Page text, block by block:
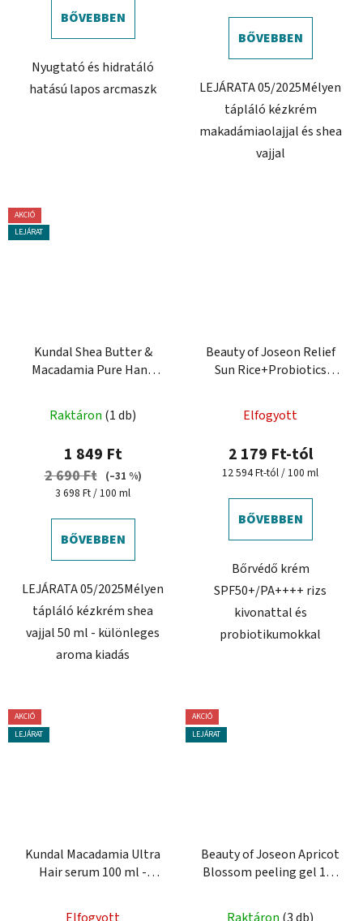
BŐVEBBEN
Nyugtató és hidratáló
hatású lapos arcmaszk
BŐVEBBEN
LEJÁRATA 05/2025Mélyen
tápláló kézkrém
makadámiaolajjal és shea
vajjal
AKCIÓ
LEJÁRAT
Kundal Shea Butter &
Macadamia Pure Hand
ml - tápláló kézkrém
Raktáron (1 db)
1 849 Ft
2 690 Ft
(–31 %)
Egységár:
3 698 Ft / 100 ml
BŐVEBBEN
LEJÁRATA 05/2025Mélyen
tápláló kézkrém shea
vajjal 50 ml - különleges
aroma kiadás
Beauty of Joseon Relief
Sun Rice+Probiotics
Elfogyott
2 179 Ft-tól
Egységár:
12 594 Ft-tól / 100 ml
BŐVEBBEN
Bőrvédő krém
SPF50+/PA++++ rizs
kivonattal és
probiotikumokkal
AKCIÓ
LEJÁRAT
Kundal Macadamia Ultra
Hair serum 100 ml -
AKCIÓ
LEJÁRAT
Beauty of Joseon Apricot
Blossom peeling gel 100